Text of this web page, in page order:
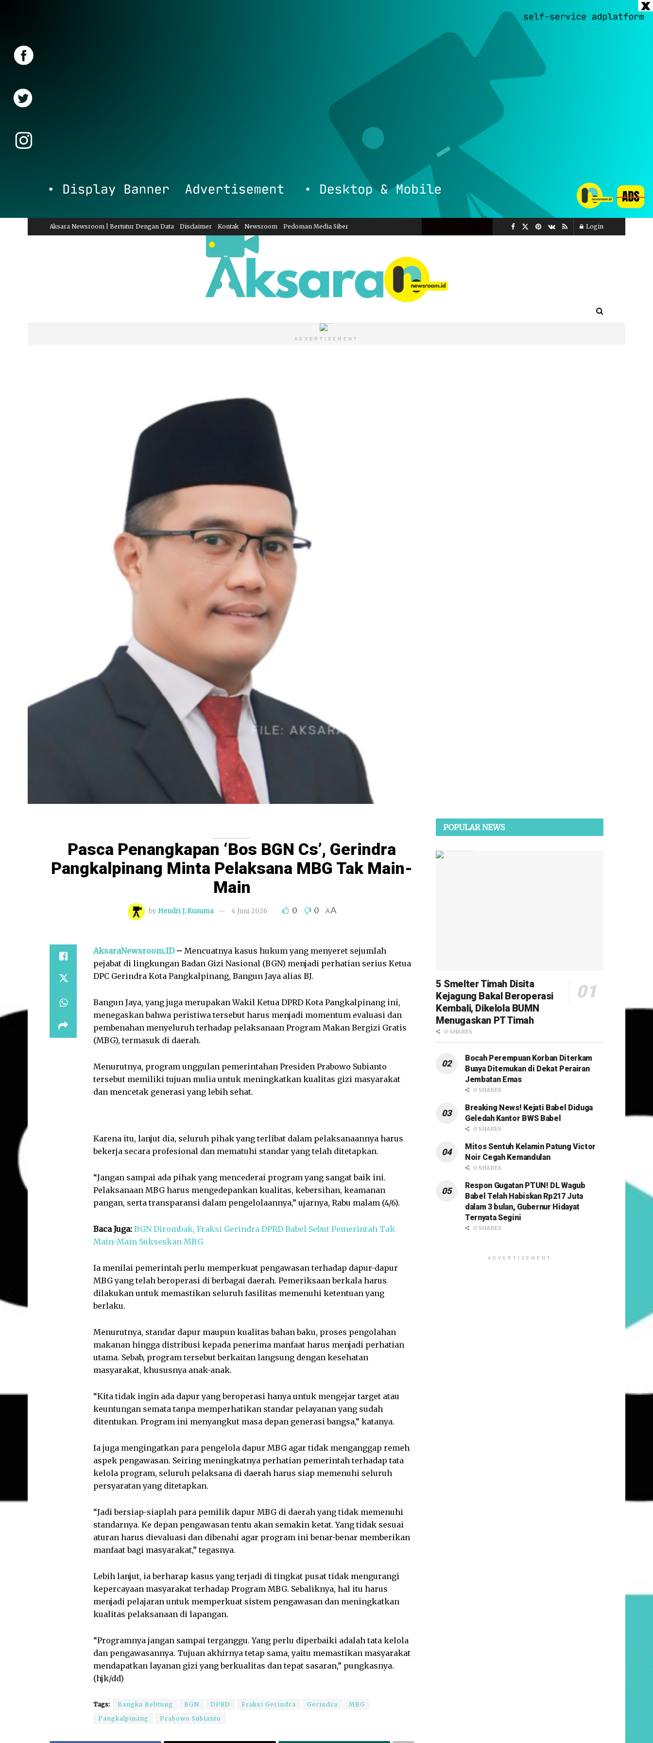
Aksara Newsroom | Bertutur Dengan Data Disclaimer Kontak Newsroom Pedoman Media Siber Login
ADVERTISEMENT
Pasca Penangkapan ‘Bos BGN Cs’, Gerindra
Pangkalpinang Minta Pelaksana MBG Tak Main-
Main
by Hendri J. Kusuma 4 Juni 2026 0 0 AA
AksaraNewsroom.ID– Mencuatnya kasus hukum yang menyeret sejumlah
pejabat di lingkungan Badan Gizi Nasional (BGN) menjadi perhatian serius Ketua
DPC Gerindra Kota Pangkalpinang, Bangun Jaya alias BJ.
Bangun Jaya, yang juga merupakan Wakil Ketua DPRD Kota Pangkalpinang ini,
menegaskan bahwa peristiwa tersebut harus menjadi momentum evaluasi dan
pembenahan menyeluruh terhadap pelaksanaan Program Makan Bergizi Gratis
(MBG), termasuk di daerah.
Menurutnya, program unggulan pemerintahan Presiden Prabowo Subianto
tersebut memiliki tujuan mulia untuk meningkatkan kualitas gizi masyarakat
dan mencetak generasi yang lebih sehat.
Karena itu, lanjut dia, seluruh pihak yang terlibat dalam pelaksanaannya harus
bekerja secara profesional dan mematuhi standar yang telah ditetapkan.
“Jangan sampai ada pihak yang mencederai program yang sangat baik ini.
Pelaksanaan MBG harus mengedepankan kualitas, kebersihan, keamanan
pangan, serta transparansi dalam pengelolaannya,” ujarnya, Rabu malam (4/6).
Baca Juga: BGN Dirombak, Fraksi Gerindra DPRD Babel Sebut Pemerintah Tak
Main-Main Sukseskan MBG
Ia menilai pemerintah perlu memperkuat pengawasan terhadap dapur-dapur
MBG yang telah beroperasi di berbagai daerah. Pemeriksaan berkala harus
dilakukan untuk memastikan seluruh fasilitas memenuhi ketentuan yang
berlaku.
Menurutnya, standar dapur maupun kualitas bahan baku, proses pengolahan
makanan hingga distribusi kepada penerima manfaat harus menjadi perhatian
utama. Sebab, program tersebut berkaitan langsung dengan kesehatan
masyarakat, khususnya anak-anak.
“Kita tidak ingin ada dapur yang beroperasi hanya untuk mengejar target atau
keuntungan semata tanpa memperhatikan standar pelayanan yang sudah
ditentukan. Program ini menyangkut masa depan generasi bangsa,” katanya.
Ia juga mengingatkan para pengelola dapur MBG agar tidak menganggap remeh
aspek pengawasan. Seiring meningkatnya perhatian pemerintah terhadap tata
kelola program, seluruh pelaksana di daerah harus siap memenuhi seluruh
persyaratan yang ditetapkan.
“Jadi bersiap-siaplah para pemilik dapur MBG di daerah yang tidak memenuhi
standarnya. Ke depan pengawasan tentu akan semakin ketat. Yang tidak sesuai
aturan harus dievaluasi dan dibenahi agar program ini benar-benar memberikan
manfaat bagi masyarakat,” tegasnya.
Lebih lanjut, ia berharap kasus yang terjadi di tingkat pusat tidak mengurangi
kepercayaan masyarakat terhadap Program MBG. Sebaliknya, hal itu harus
menjadi pelajaran untuk memperkuat sistem pengawasan dan meningkatkan
kualitas pelaksanaan di lapangan.
“Programnya jangan sampai terganggu. Yang perlu diperbaiki adalah tata kelola
dan pengawasannya. Tujuan akhirnya tetap sama, yaitu memastikan masyarakat
mendapatkan layanan gizi yang berkualitas dan tepat sasaran,” pungkasnya.
(hjk/dd)
Tags: Bangka Belitung BGN DPRD Fraksi Gerindra Gerindra
MBG
Pangkalpinang
Prabowo Subianto
POPULAR NEWS
5 Smelter Timah Disita
Kejagung Bakal Beroperasi
Kembali, Dikelola BUMN
Menugaskan PT Timah
0 SHARES
Bocah Perempuan Korban Diterkam
Buaya Ditemukan di Dekat Perairan
Jembatan Emas
0 SHARES
Breaking News! Kejati Babel Diduga
Geledah Kantor BWS Babel
0 SHARES
Mitos Sentuh Kelamin Patung Victor
Noir Cegah Kemandulan
0 SHARES
Respon Gugatan PTUN! DL Wagub
Babel Telah Habiskan Rp217 Juta
dalam 3 bulan, Gubernur Hidayat
Ternyata Segini
0 SHARES
ADVERTISEMENT